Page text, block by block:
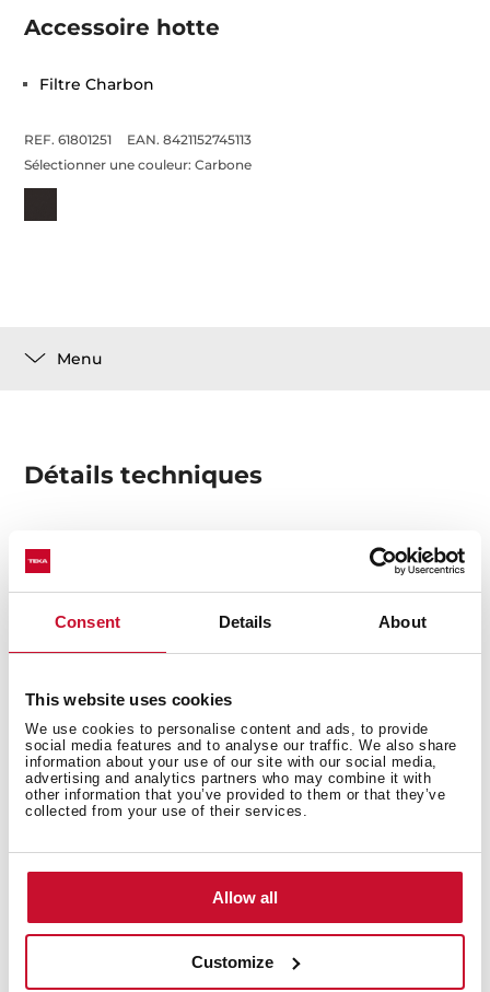
Consent Details About
This website uses cookies
We use cookies to personalise content and ads, to provide
social media features and to analyse our traffic. We also share
information about your use of our site with our social media,
advertising and analytics partners who may combine it with
other information that you’ve provided to them or that they’ve
collected from your use of their services.
Allow all
Customize
Accessoire hotte
Filtre Charbon
REF. 61801251
EAN. 8421152745113
Sélectionner une couleur:Carbone
Menu
Détails techniques
Filtre Charbon
Vous pouvez également être
intéressé par
Dessin technique